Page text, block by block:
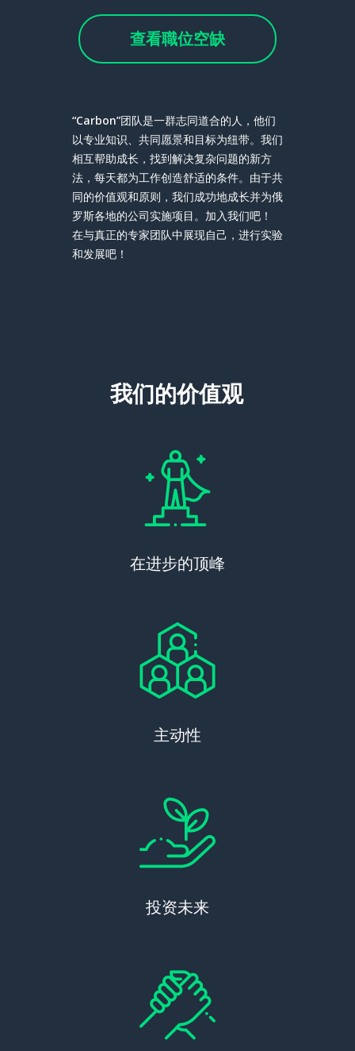
查看職位空缺
“Carbon”团队是一群志同道合的人，他们
以专业知识、共同愿景和目标为纽带。我们
相互帮助成长，找到解决复杂问题的新方
法，每天都为工作创造舒适的条件。由于共
同的价值观和原则，我们成功地成长并为俄
罗斯各地的公司实施项目。加入我们吧！
在与真正的专家团队中展现自己，进行实验
和发展吧！
我们的价值观
在进步的顶峰
主动性
投资未来